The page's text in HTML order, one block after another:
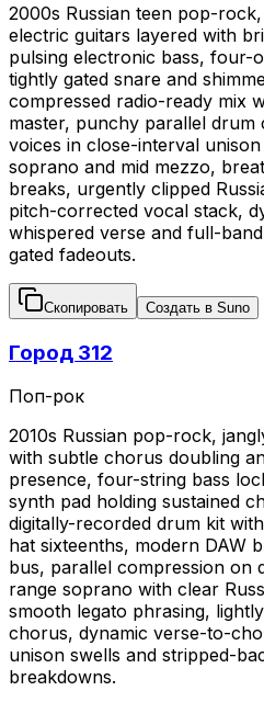
2000s Russian teen pop-
electric guitars layered with
pulsing electronic bass,
tightly gated snare and
compressed radio-ready mix
master, punchy parallel drum
voices in close-interval
soprano and mid mezzo,
breaks, urgently clipped
pitch-corrected vocal stack,
whispered verse and full-
gated fadeouts.
Скопировать Создать в Suno
Город 312
Поп-рок
2010s Russian pop-rock,
with subtle chorus doubling
presence, four-string bass
synth pad holding sustained
digitally-recorded drum kit
hat sixteenths, modern DAW
bus, parallel compression on
range soprano with clear
smooth legato phrasing,
chorus, dynamic verse-to-
unison swells and stripped-
breakdowns.